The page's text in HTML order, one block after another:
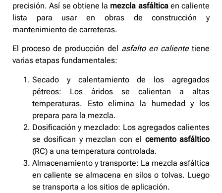
precisión. Así se obtiene la mezcla asfálticaen caliente
lista para usar en obras de construcción y
mantenimiento de carreteras.
El proceso de producción del asfalto en calientetiene
varias etapas fundamentales:
Secado y calentamiento de los agregados
pétreos: Los áridos se calientan a altas
temperaturas. Esto elimina la humedad y los
prepara para la mezcla.
Dosificación y mezclado: Los agregados calientes
se dosifican y mezclan con el cemento asfáltico
(RC) a una temperatura controlada.
Almacenamiento y transporte: La mezcla asfáltica
en caliente se almacena en silos o tolvas. Luego
se transporta a los sitios de aplicación.